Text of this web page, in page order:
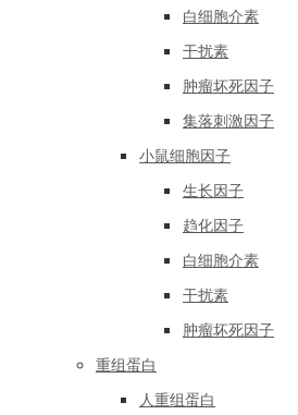
白细胞介素
干扰素
肿瘤坏死因子
集落刺激因子
小鼠细胞因子
生长因子
趋化因子
白细胞介素
干扰素
肿瘤坏死因子
重组蛋白
人重组蛋白